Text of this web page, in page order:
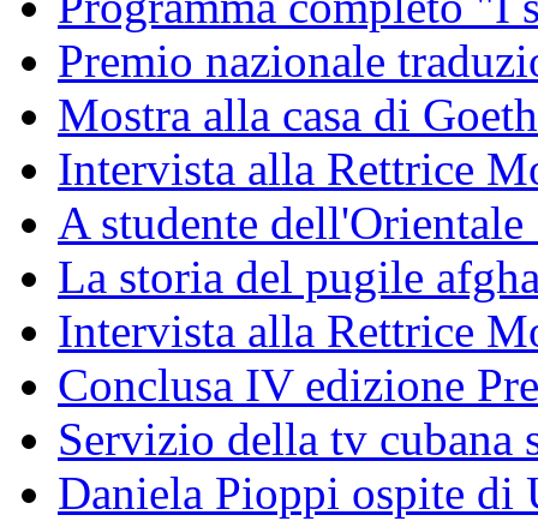
Premio nazionale
Mostra alla casa di
Intervista alla Rettrice
A studente
La storia del pugile
Intervista alla Rettrice
Conclusa IV edizione
Servizio della tv
Daniela Pioppi ospite di